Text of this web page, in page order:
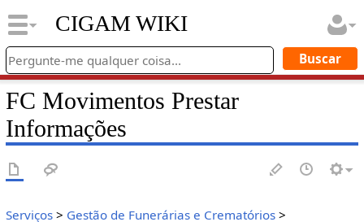
CIGAM WIKI
FC Movimentos Prestar
Informações
Serviços> Gestão de Funerárias e Crematórios>